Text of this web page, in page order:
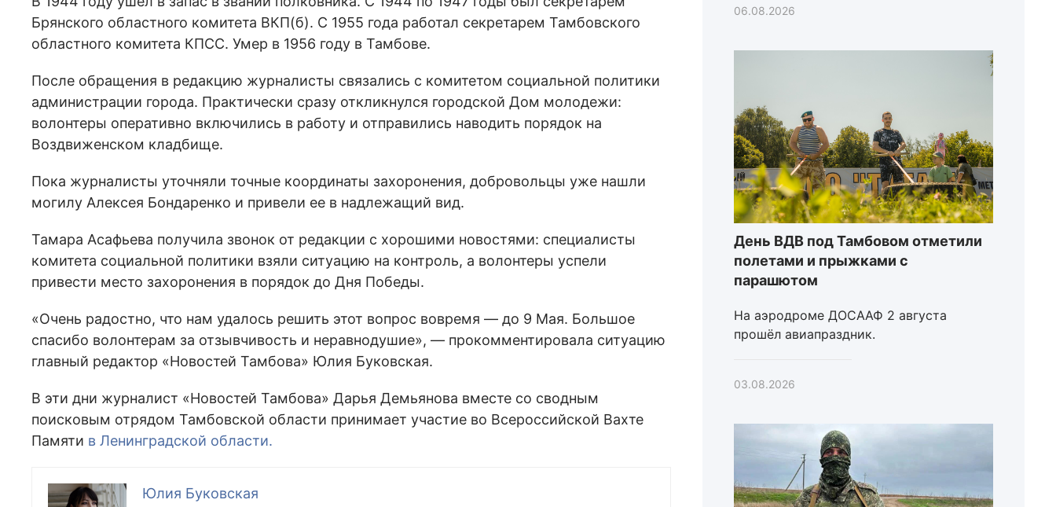
Брянского областного комитета ВКП(б). С 1955 года работал секретарем Тамбовского
областного комитета КПСС. Умер в 1956 году в Тамбове.
После обращения в редакцию журналисты связались с комитетом социальной политики
администрации города. Практически сразу откликнулся городской Дом молодежи:
волонтеры оперативно включились в работу и отправились наводить порядок на
Воздвиженском кладбище.
Пока журналисты уточняли точные координаты захоронения, добровольцы уже нашли
могилу Алексея Бондаренко и привели ее в надлежащий вид.
Тамара Асафьева получила звонок от редакции с хорошими новостями: специалисты
комитета социальной политики взяли ситуацию на контроль, а волонтеры успели
привести место захоронения в порядок до Дня Победы.
«Очень радостно, что нам удалось решить этот вопрос вовремя — до 9 Мая. Большое
спасибо волонтерам за отзывчивость и неравнодушие», — прокомментировала ситуацию
главный редактор «Новостей Тамбова» Юлия Буковская.
В эти дни журналист «Новостей Тамбова» Дарья Демьянова вместе со сводным
поисковым отрядом Тамбовской области принимает участие во Всероссийской Вахте
Памяти в Ленинградской области.
Юлия Буковская
06.08.2026
День ВДВ под Тамбовом отметили
полетами и прыжками с
парашютом
На аэродроме ДОСААФ 2 августа
прошёл авиапраздник.
03.08.2026